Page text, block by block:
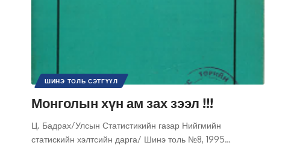
ШИНЭ ТОЛЬ СЭТГҮҮЛ
Монголын хүн ам зах зээл !!!
Ц. Бадрах/Улсын Статистикийн газар Нийгмийн
статискийн хэлтсийн дарга/ Шинэ толь №8, 1995…